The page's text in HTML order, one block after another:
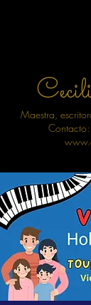
Maestra,